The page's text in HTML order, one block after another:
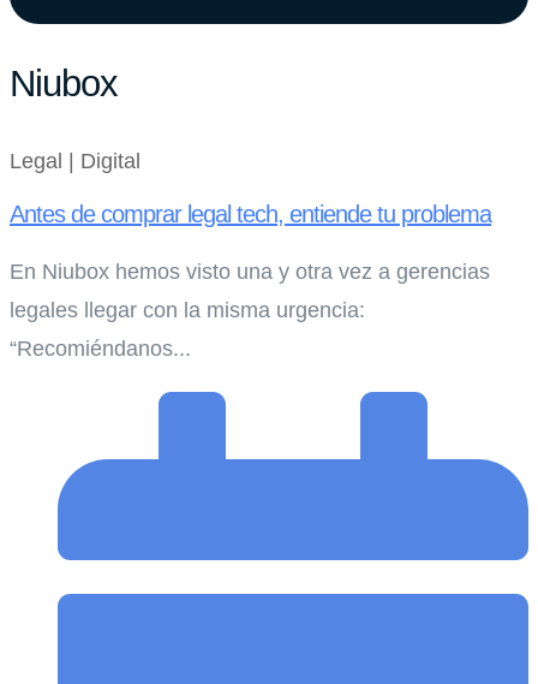
Niubox
Legal | Digital
Antes de comprar legal tech, entiende tu problema
En Niubox hemos visto una y otra vez a gerencias
legales llegar con la misma urgencia:
“Recomiéndanos...